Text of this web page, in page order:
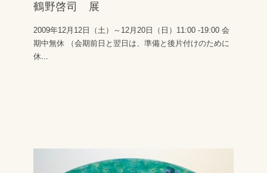
鶴野啓司 展
2009年12月12日（土）～12月20日（日）11:00 -19:00 会
期中無休 （会期前日と翌日は、準備と後片付けのために
休...